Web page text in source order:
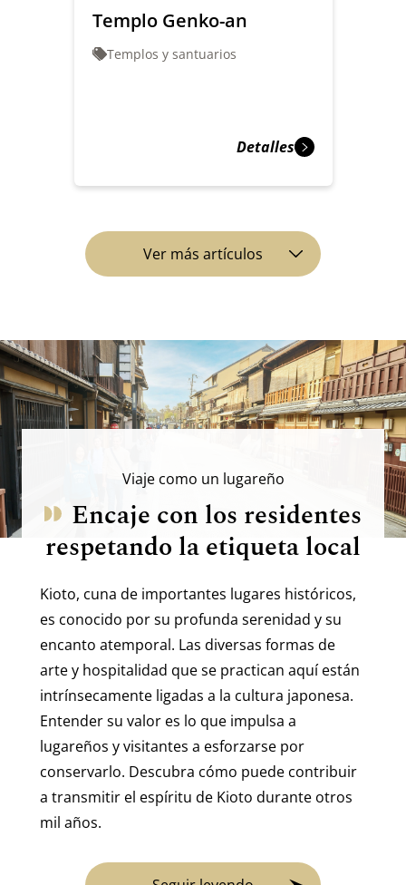
Templo Genko-an
Templos y santuarios
Detalles
Ver más artículos
Viaje como un lugareño
Encaje con los residentes
respetando la etiqueta local
Kioto, cuna de importantes lugares históricos,
es conocido por su profunda serenidad y su
encanto atemporal. Las diversas formas de
arte y hospitalidad que se practican aquí están
intrínsecamente ligadas a la cultura japonesa.
Entender su valor es lo que impulsa a
lugareños y visitantes a esforzarse por
conservarlo. Descubra cómo puede contribuir
a transmitir el espíritu de Kioto durante otros
mil años.